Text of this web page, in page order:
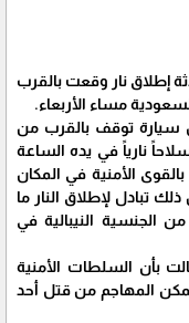
إطلاق نار وقعت بالقرب
مساء الأربعاء.
توقف بالقرب من
نارياً في يده الساعة
دفع بالقوى الأمنية في المكان
تبادل لإطلاق النار ما
الجنسية النيبالية في
بأن السلطات الأمنية
المهاجم من قتل أحد